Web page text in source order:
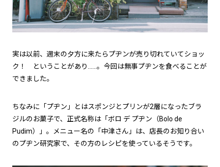
実は以前、週末の夕方に来たらプヂンが売り切れていてショッ
ク！ ということがあり……。今回は無事プヂンを食べることが
できました。
ちなみに「プヂン」とはスポンジとプリンが2層になったブラ
ジルのお菓子で、正式名称は「ボロ デ プヂン（Bolo de
Pudim）」。メニュー名の「中津さん」は、店長のお知り合い
のプヂン研究家で、その方のレシピを使っているそうです。